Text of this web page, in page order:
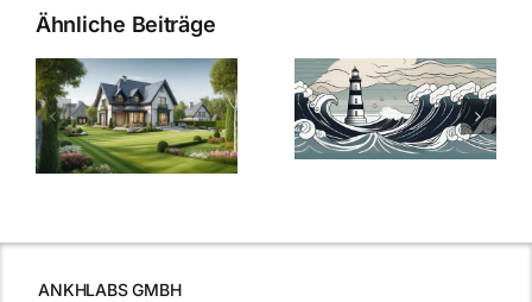
Ähnliche Beiträge
Bauzinsen im
Sturm: Die
aktuelle
Entwicklung
Die Evolution
der
Bauzinsen: Ein
Blick in die
ANKHLABS GMBH